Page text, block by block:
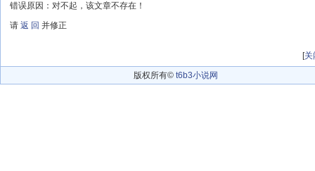
错误原因：对不起，该文章不存在！
请 返 回 并修正
[关
版权所有© t6b3小说网